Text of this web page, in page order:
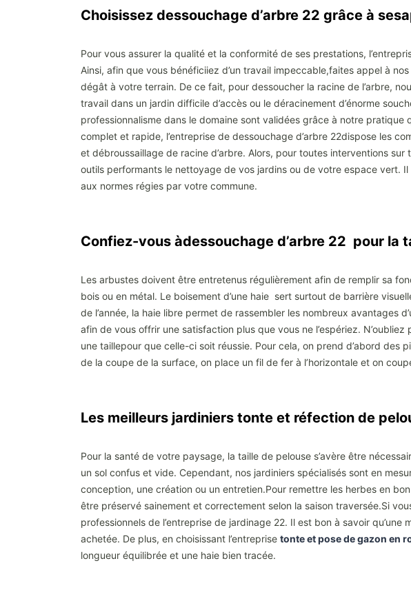
Choisissez dessouchage d’arbre 22 grâce à
Pour vous assurer la qualité et la conformité de ses prestations,
Ainsi, afin que vous bénéficiiez d’un travail impeccable,faites appel à
dégât à votre terrain. De ce fait, pour dessoucher la racine de l’arbre,
travail dans un jardin difficile d’accès ou le déracinement d’énorme
professionnalisme dans le domaine sont validées grâce à notre
complet et rapide, l’entreprise de dessouchage d’arbre 22dispose les
et débroussaillage de racine d’arbre. Alors, pour toutes interventions sur
outils performants le nettoyage de vos jardins ou de votre espace vert.
aux normes régies par votre commune.
Confiez-vous àdessouchage d’arbre 22 pour la
Les arbustes doivent être entretenus régulièrement afin de remplir sa
bois ou en métal. Le boisement d’une haie sert surtout de barrière
de l’année, la haie libre permet de rassembler les nombreux avantages
afin de vous offrir une satisfaction plus que vous ne l’espériez.
une taillepour que celle-ci soit réussie. Pour cela, on prend d’abord
de la coupe de la surface, on place un fil de fer à l’horizontale et on
Les meilleurs jardiniers tonte et réfection de
Pour la santé de votre paysage, la taille de pelouse s’avère être
un sol confus et vide. Cependant, nos jardiniers spécialisés sont en
conception, une création ou un entretien.Pour remettre les herbes en
être préservé sainement et correctement selon la saison traversée.Si
professionnels de l’entreprise de jardinage 22. Il est bon à savoir
achetée. De plus, en choisissant l’entreprise tonte et pose de gazon en
longueur équilibrée et une haie bien tracée.